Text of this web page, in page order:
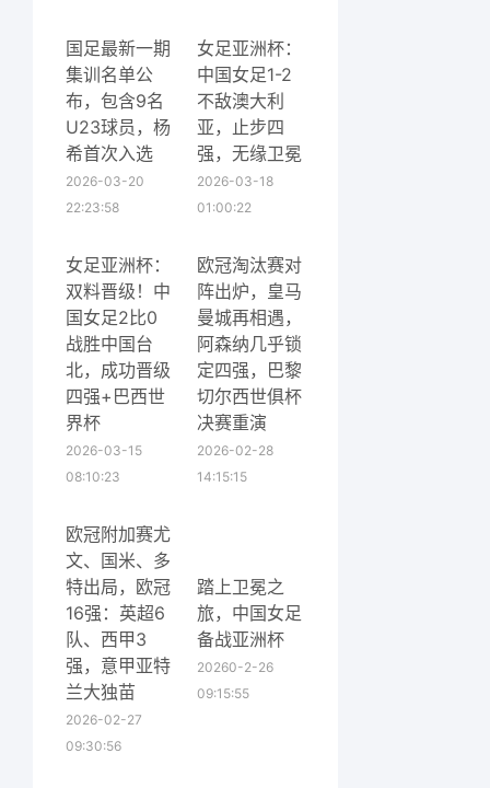
国足最新一期
集训名单公
布，包含9名
U23球员，杨
希首次入选
2026-03-20
22:23:58
女足亚洲杯：
中国女足1-2
不敌澳大利
亚，止步四
强，无缘卫冕
2026-03-18
01:00:22
女足亚洲杯：
双料晋级！中
国女足2比0
战胜中国台
北，成功晋级
四强+巴西世
界杯
2026-03-15
08:10:23
欧冠淘汰赛对
阵出炉，皇马
曼城再相遇，
阿森纳几乎锁
定四强，巴黎
切尔西世俱杯
决赛重演
2026-02-28
14:15:15
欧冠附加赛尤
文、国米、多
特出局，欧冠
16强：英超6
队、西甲3
强，意甲亚特
兰大独苗
2026-02-27
09:30:56
踏上卫冕之
旅，中国女足
备战亚洲杯
20260-2-26
09:15:55